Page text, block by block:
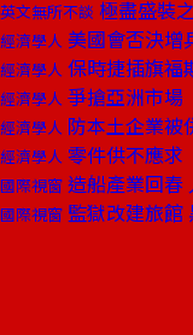
英文無所不談 極盡盛裝
經濟學人 美國會否決
經濟學人 保時捷插旗
經濟學人 爭搶亞洲市
經濟學人 防本土企業
經濟學人 零件供不應
國際視窗 造船產業回春
國際視窗 監獄改建旅館